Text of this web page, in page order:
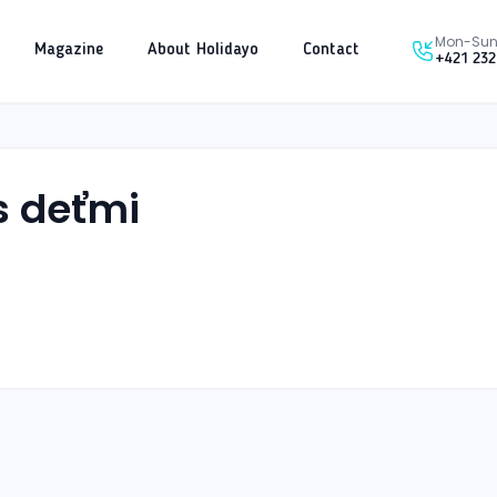
Magazine About Holidayo Contact Mon-
+421
deťmi